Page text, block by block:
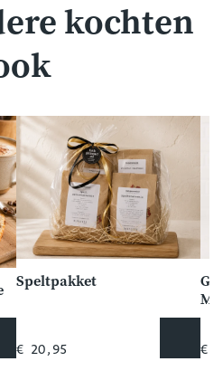
kochten
Speltpakket
€ 20,95 €